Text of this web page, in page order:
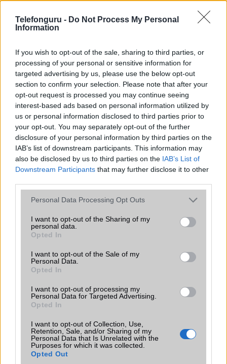
Telefonguru - Do Not Process My Personal
Information
If you wish to opt-out of the sale, sharing to third parties, or
processing of your personal or sensitive information for
targeted advertising by us, please use the below opt-out
section to confirm your selection. Please note that after your
opt-out request is processed you may continue seeing
interest-based ads based on personal information utilized by
us or personal information disclosed to third parties prior to
your opt-out. You may separately opt-out of the further
disclosure of your personal information by third parties on the
IAB’s list of downstream participants. This information may
also be disclosed by us to third parties on the IAB’s List of
Downstream Participants that may further disclose it to other
Please note that this website/app uses one or more Google
not limited to your visit or usage behaviour. You may click to
grant or deny consent to Google and its third-party tags to
use your data for below specified purposes in below Google
consent section.
Personal Data Processing Opt Outs
I want to opt-out of the Sharing of my
personal data.
Opted In
I want to opt-out of the Sale of my
Personal Data.
Opted In
I want to opt-out of processing my
Personal Data for Targeted Advertising.
Opted In
I want to opt-out of Collection, Use,
Retention, Sale, and/or Sharing of my
Personal Data that Is Unrelated with the
Purposes for which it was collected.
Opted Out
Mod1
Tisztelt Forumozónk!Hamarosan nagy átalakulások elé néz a
telefonguru. Az új design mellett, átalakítjuk az apróhirdetések
rendszerét is.Mostantól ingyen lehetséges az apróhirdetések
feladása a http://www.telefonguru.hu/szolg/hirdetesek.asp oldalon.
Ezen hirdetések megjelennek az adott telefon adatlapján is, a
hozzászólások alatt egy külön listában. Kérjük, hogy a
hozzászólások között több hirdetést ne adjanak fel. Január 1-jétõl
visszamenõlegesen kitöröljük a hirdetéseket a hozzászólások
közül.Üdvözlettel:Telefonguru csapata
TAMÁS
2012-2-26 17:28:10
HOGY NEM KELL ELŐVENNI A TELOT ?A NOKIA 5800-NÁL A FÜLES
FELVEVŐ GOMBJÁT KELLET NYOMNI PÁR MÁSODPERCIG ES
Mod3
2012-2-26 19:34:32
NAGYBETŰS ÍRÁS kiabálásnak minősül a NET-en. Arra kérlek, hogy
ha nem okoz problémát, akkor ne kiabálj.Persze adódhatnak olyan
helyzetek, amikor nem tudsz másképpen írni, de kérlek ezt jelezd, és
akkor nem fogok megjegyzést fűzni a beírásodhoz!Köszönöm!